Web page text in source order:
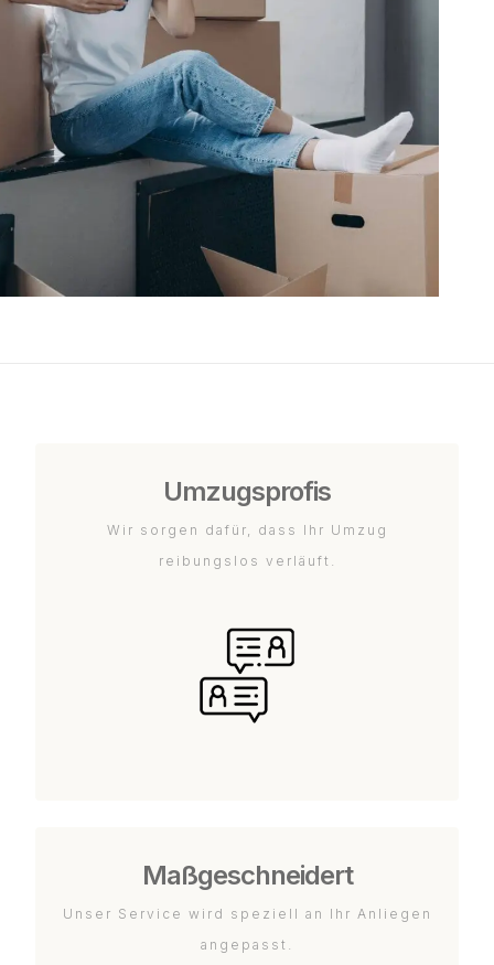
Umzugsprofis
Wir sorgen dafür, dass Ihr Umzug
reibungslos verläuft.
Maßgeschneidert
Unser Service wird speziell an Ihr Anliegen
angepasst.